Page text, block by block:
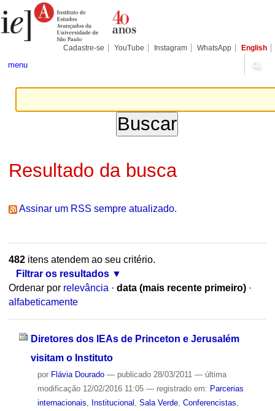
para
conteúdo.
Pessoais
Cadastre-se YouTube Instagram WhatsApp English
menu
Resultado da busca
Assinar um RSS sempre atualizado.
482itens atendem ao seu critério.
Filtrar os resultados
Ordenar por relevância · data (mais recente primeiro) ·
alfabeticamente
Diretores dos IEAs de Princeton e Jerusalém
visitam o Instituto
por Flávia Dourado — publicado28/03/2011 — última
modificação12/02/2016 11:05 — registrado em: Parcerias
internacionais
Institucional Sala Verde, Conferencistas